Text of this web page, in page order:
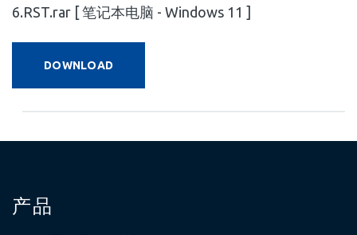
6.RST.rar [ 笔记本电脑 - Windows 11 ]
DOWNLOAD
产品